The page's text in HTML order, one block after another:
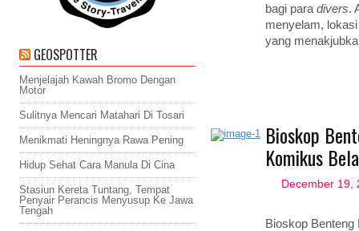
bagi para divers.
menyelam,
yang
Bioskop
Komikus
December 19,
Bioskop
GEOSPOTTER
Menjelajah Kawah Bromo Dengan
Motor
Sulitnya Mencari Matahari Di Tosari
Menikmati Heningnya Rawa Pening
Hidup Sehat Cara Manula Di Cina
Stasiun Kereta Tuntang, Tempat
Penyair Perancis Menyusup Ke Jawa
Tengah